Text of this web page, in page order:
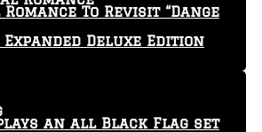
To Revisit “Dange
Expanded Deluxe Edition
plays an all Black Flag set